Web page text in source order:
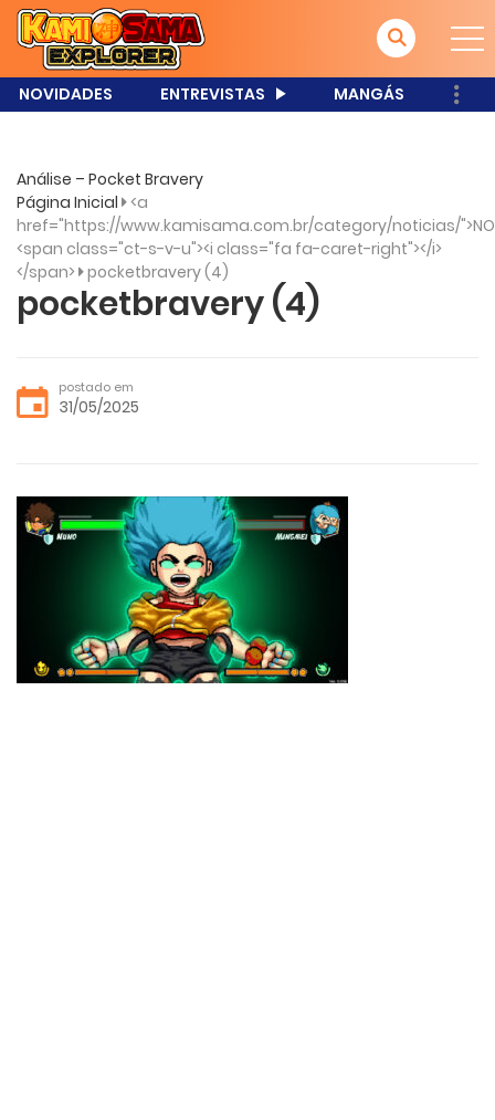
NOVIDADES ENTREVISTAS MANGÁS
Análise – Pocket Bravery
Página Inicial <a
href="https://www.kamisama.com.br/category/noticias/
<span class="ct-s-v-u"><i class="fa fa-caret-right"></i>
</span> pocketbravery (4)
pocketbravery (4)
postado em
31/05/2025